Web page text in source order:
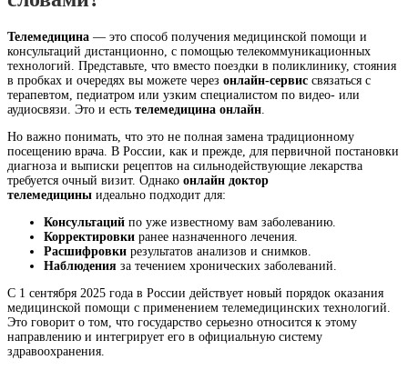
Телемедицина — это способ получения медицинской помощи и
консультаций дистанционно, с помощью телекоммуникационных
технологий. Представьте, что вместо поездки в поликлинику, стояния
в пробках и очередях вы можете через онлайн-сервис связаться с
терапевтом, педиатром или узким специалистом по видео- или
аудиосвязи. Это и есть телемедицина онлайн
Но важно понимать, что это не полная замена традиционному
посещению врача. В России, как и прежде, для первичной постановки
диагноза и выписки рецептов на сильнодействующие лекарства
требуется очный визит. Однако онлайн доктор
телемедицины идеально подходит для:
Консультаций по уже известному вам заболеванию.
Корректировки ранее назначенного лечения.
Расшифровки результатов анализов и снимков.
Наблюдения за течением хронических заболеваний.
С 1 сентября 2025 года в России действует новый порядок оказания
медицинской помощи с применением телемедицинских технологий.
Это говорит о том, что государство серьезно относится к этому
направлению и интегрирует его в официальную систему
здравоохранения.